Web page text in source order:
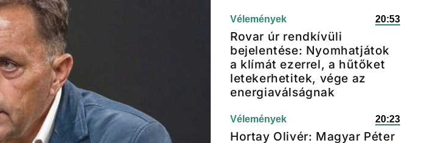
Vélemények 20:53
Rovar úr rendkívüli
bejelentése: Nyomhatjátok
a klímát ezerrel, a hűtőket
letekerhetitek, vége az
energiaválságnak
Vélemények 20:23
Hortay Olivér: Magyar Péter